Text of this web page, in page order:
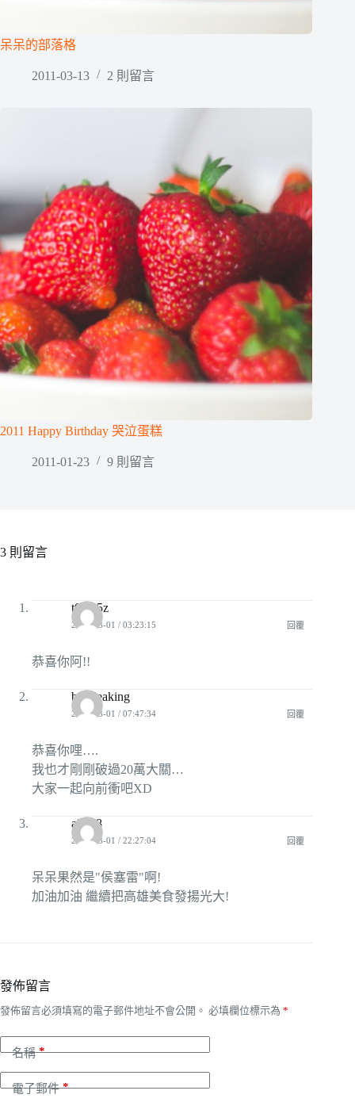
呆呆的部落格
2011-03-13 2 則留言
2011 Happy Birthday 哭泣蛋糕
2011-01-23 9 則留言
3 則留言
t0wu5z
2009-03-01 / 03:23:15 回覆
恭喜你阿!!
bioideaking
2009-03-01 / 07:47:34 回覆
恭喜你哩….
我也才剛剛破過20萬大關…
大家一起向前衝吧XD
a2088
2009-03-01 / 22:27:04 回覆
呆呆果然是"侯塞雷"啊!
加油加油 繼續把高雄美食發揚光大!
發佈留言
發佈留言必須填寫的電子郵件地址不會公開。 必填欄位標示為 *
名稱*
電子郵件*